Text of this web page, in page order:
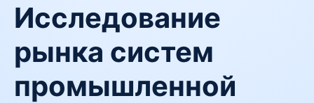
Исследование
рынка систем
промышленной